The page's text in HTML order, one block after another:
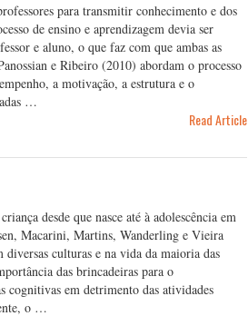
para transmitir conhecimento e dos
de ensino e aprendizagem devia ser
e aluno, o que faz com que ambas as
e Ribeiro (2010) abordam o processo
a motivação, a estrutura e o
…
Read Article
desde que nasce até à adolescência em
Macarini, Martins, Wanderling e Vieira
culturas e na vida da maioria das
das brincadeiras para o
cognitivas em detrimento das atividades
o …